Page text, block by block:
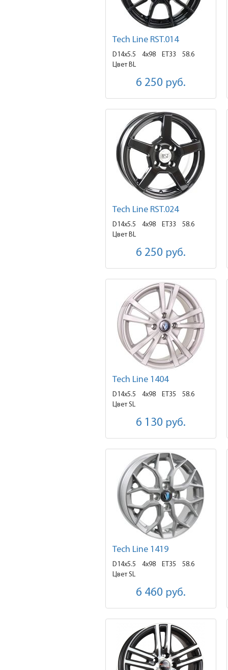
Tech Line RST.014
D14x5.5 4x98 ET33
58.6
Цвет BL
6 250 руб.
Tech Line RST.024
D14x5.5 4x98 ET33
58.6
Цвет BL
6 250 руб.
Tech Line 1404
D14x5.5 4x98 ET35
58.6
Цвет SL
6 130 руб.
Tech Line 1419
D14x5.5 4x98 ET35
58.6
Цвет SL
6 460 руб.